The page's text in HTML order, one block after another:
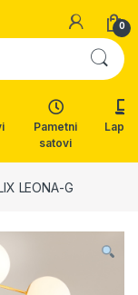
0
Pametni
satovi
LEONA-G